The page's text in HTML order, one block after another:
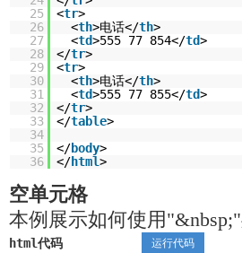
25
<tr>
26
<th>电话</th>
27
<td>555 77 854</td>
28
</tr>
29
<tr>
30
<th>电话</th>
31
<td>555 77 855</td>
32
</tr>
33
</table>
34
35
</body>
36
</html>
空单元格
本例展示如何使用
html代码 运行代码